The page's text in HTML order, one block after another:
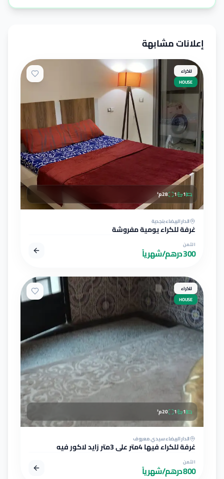
إعلانات مشابهة
للكراء
HOUSE
1
1
28م²
الدار البيضاءبنجدية
غرفة للكراء يومية مفروشة
الثمن
300 درهم/شهرياً
للكراء
HOUSE
1
1
20م²
الدار البيضاءسيدي معروف
غرفة للكراء فيها 4متر على 3متر زايد لاكور فيه
الثمن
800 درهم/شهرياً